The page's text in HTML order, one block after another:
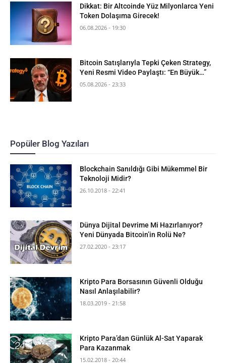
Dikkat: Bir Altcoinde Yüz Milyonlarca Yeni
Token Dolaşıma Girecek!
06.08.2026 - 19:30
Bitcoin Satışlarıyla Tepki Çeken Strategy,
Yeni Resmi Video Paylaştı: “En Büyük…”
05.08.2026 - 23:33
Popüler Blog Yazıları
Blockchain Sanıldığı Gibi Mükemmel Bir
Teknoloji Midir?
26.10.2018 - 22:41
Dünya Dijital Devrime Mi Hazırlanıyor?
Yeni Dünyada Bitcoin’in Rolü Ne?
27.02.2020 - 23:17
Kripto Para Borsasının Güvenli Olduğu
Nasıl Anlaşılabilir?
18.03.2019 - 21:58
Kripto Para’dan Günlük Al-Sat Yaparak
Para Kazanmak
15.02.2018 - 20:44